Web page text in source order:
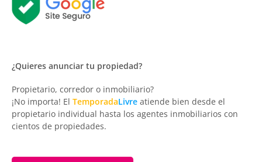
¿Quieres anunciar tu propiedad?
Propietario, corredor o inmobiliario?
¡No importa! El TemporadaLivre atiende bien desde el
propietario individual hasta los agentes inmobiliarios con
cientos de propiedades.